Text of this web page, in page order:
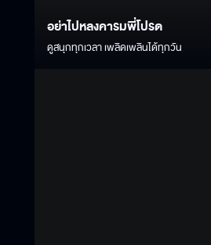
อย่าไปหลงคารมพี่โปรด
ดูสนุกทุกเวลา เพลิดเพลินได้ทุกวัน